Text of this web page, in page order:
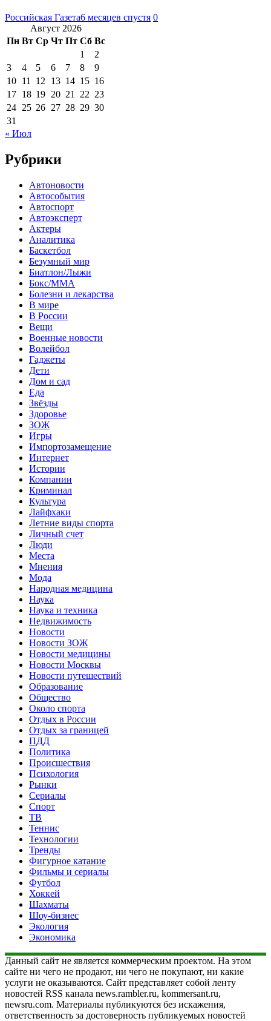
Российская Газета6 месяцев спустя 0
Август 2026
Пн Вт Ср Чт Пт Сб Вс
1
2
3
4 5 6 7 8
9
10 11 12 13 14 15 16
17 18 19 20 21 22 23
24 25 26 27 28 29 30
31
« Июл
Рубрики
Автоновости
Автособытия
Автоспорт
Автоэксперт
Актеры
Аналитика
Баскетбол
Безумный мир
Биатлон/Лыжи
Бокс/MMA
Болезни и лекарства
В мире
В России
Вещи
Военные новости
Волейбол
Гаджеты
Дети
Дом и сад
Еда
Звёзды
Здоровье
ЗОЖ
Игры
Импортозамещение
Интернет
Истории
Компании
Криминал
Культура
Лайфхаки
Летние виды спорта
Личный счет
Люди
Места
Мнения
Мода
Народная медицина
Наука
Наука и техника
Недвижимость
Новости
Новости ЗОЖ
Новости медицины
Новости Москвы
Новости путешествий
Образование
Общество
Около спорта
Отдых в России
Отдых за границей
ПДД
Политика
Происшествия
Психология
Рынки
Сериалы
Спорт
ТВ
Теннис
Технологии
Тренды
Фигурное катание
Фильмы и сериалы
Футбол
Хоккей
Шахматы
Шоу-бизнес
Экология
Экономика
Данный сайт не является коммерческим проектом. На этом
сайте ни чего не продают, ни чего не покупают, ни какие
услуги не оказываются. Сайт представляет собой ленту
новостей RSS канала news.rambler.ru, kommersant.ru,
newsru.com. Материалы публикуются без искажения,
ответственность за достоверность публикуемых новостей